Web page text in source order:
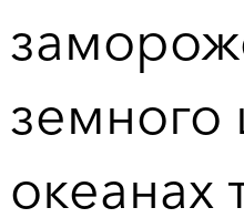
океанах